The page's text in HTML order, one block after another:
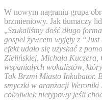
W nowym nagraniu grupa
brzmieniowy. Jak tłumaczy
„Szukaliśmy dość długo
gospel żywcem wyjęty z
efekt udało się uzyskać z
Zielińskiej, Michała
wspaniałych wokalistów,
Tak Brzmi Miasto Inkubator.
smyczki w aranżacji Weroniki
cokolwiek nietypowy jeśli